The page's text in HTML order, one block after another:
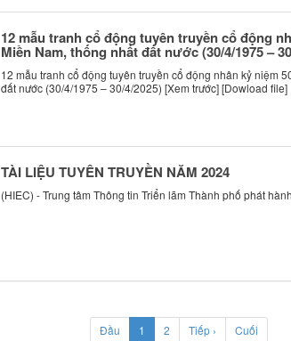
12 mẫu tranh cổ động tuyên truyền cổ động
Miền Nam, thống nhất đất nước (30/4/1975 –
12 mẫu tranh cổ động tuyên truyền cổ động nhân kỷ niệm
đất nước (30/4/1975 – 30/4/2025) [Xem trước] [Dowload file]
TÀI LIỆU TUYÊN TRUYỀN NĂM 2024
(HIEC) - Trung tâm Thông tin Triển lãm Thành phố phát hành
Đầu 1 (current)
2 Tiếp › Cuối